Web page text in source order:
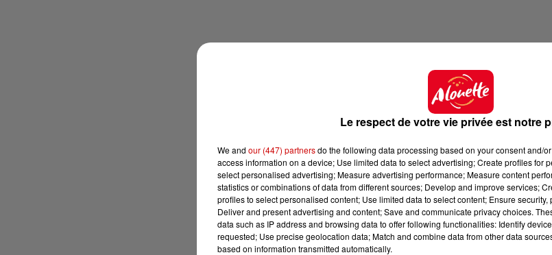
Le respect de votre vie privée est notre
We and our (447) partnersdo the following data processing based on your consent and/
access information on a device; Use limited data to select advertising; Create profiles for
select personalised advertising; Measure advertising performance; Measure content
statistics or combinations of data from different sources; Develop and improve services;
profiles to select personalised content; Use limited data to select content; Ensure
Deliver and present advertising and content; Save and communicate privacy choices.
data such as IP address and browsing data to offer following functionalities: Identify
requested; Use precise geolocation data; Match and combine data from other data
based on information transmitted automatically.